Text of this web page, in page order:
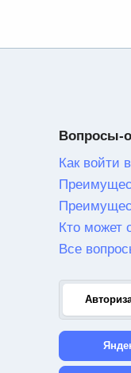
Вопросы-
Как войти
Кто может
Все